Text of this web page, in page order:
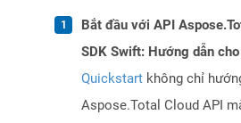
Bắt đầu với API
SDK Swift: Hướng dẫn
Quickstart không chỉ
Aspose.Total Cloud API